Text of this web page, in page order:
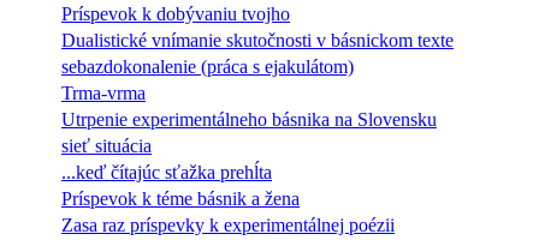
Príspevok k dobývaniu tvojho
Dualistické vnímanie skutočnosti v básnickom texte
sebazdokonalenie (práca s ejakulátom)
Trma-vrma
Utrpenie experimentálneho básnika na Slovensku
sieť situácia
...keď čítajúc sťažka prehĺta
Príspevok k téme básnik a žena
Zasa raz príspevky k experimentálnej poézii